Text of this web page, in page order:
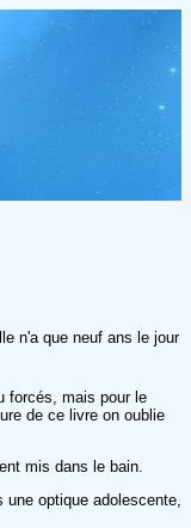
n'a que neuf ans le jour
forcés, mais pour le
de ce livre on oublie
mis dans le bain.
optique adolescente,